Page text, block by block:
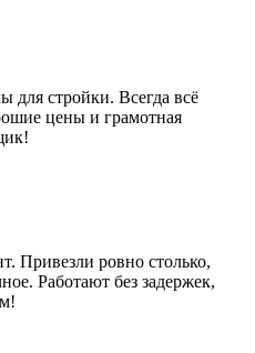
для стройки. Всегда всё
цены и грамотная
Привезли ровно столько,
Работают без задержек,